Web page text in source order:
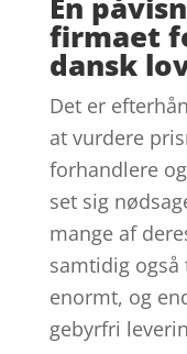
firmaet
dansk
Det er
at vurdere
forhandlere
set sig
mange af
samtidig
enormt, og
gebyrfri